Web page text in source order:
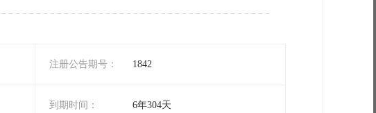
注册公告期号： 1842
到期时间： 6年304天